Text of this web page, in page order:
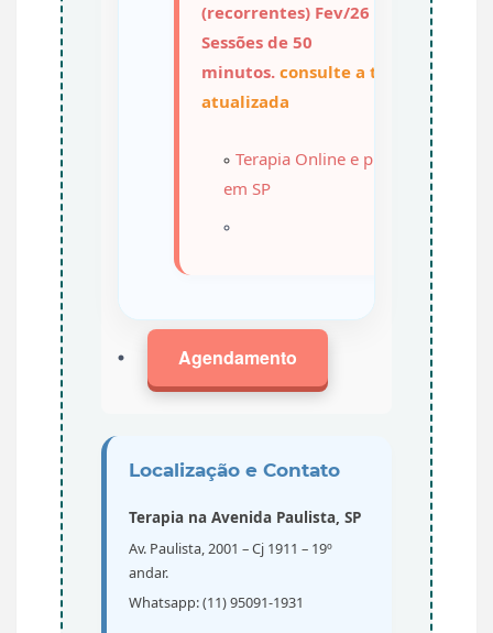
(recorrentes) Fev/26
Sessões de 50
minutos. consulte a tabela
atualizada
Terapia Online e presencial
em SP
Agendamento
Localização e Contato
Terapia na Avenida Paulista, SP
Av. Paulista, 2001 – Cj 1911 – 19º
andar.
Whatsapp: (11) 95091-1931